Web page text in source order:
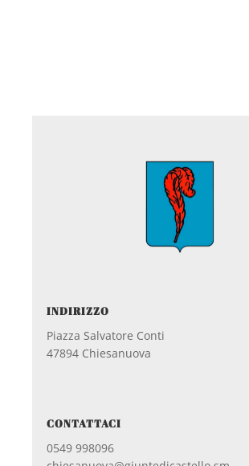
INDIRIZZO
Piazza Salvatore Conti
47894 Chiesanuova
CONTATTACI
0549 998096